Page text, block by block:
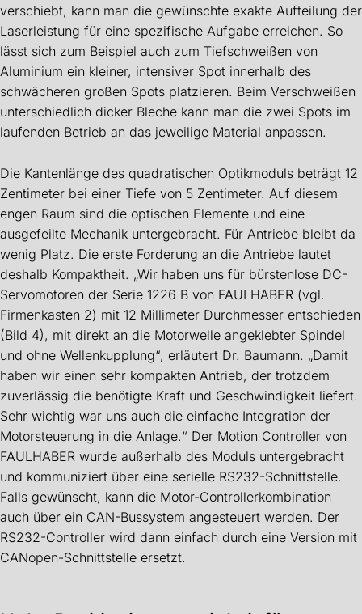
verschiebt, kann man die gewünschte exakte Aufteilung der
Laserleistung für eine spezifische Aufgabe erreichen. So
lässt sich zum Beispiel auch zum Tiefschweißen von
Aluminium ein kleiner, intensiver Spot innerhalb des
schwächeren großen Spots platzieren. Beim Verschweißen
unterschiedlich dicker Bleche kann man die zwei Spots im
laufenden Betrieb an das jeweilige Material anpassen.
Die Kantenlänge des quadratischen Optikmoduls beträgt 12
Zentimeter bei einer Tiefe von 5 Zentimeter. Auf diesem
engen Raum sind die optischen Elemente und eine
ausgefeilte Mechanik untergebracht. Für Antriebe bleibt da
wenig Platz. Die erste Forderung an die Antriebe lautet
deshalb Kompaktheit. „Wir haben uns für bürstenlose DC-
Servomotoren der Serie 1226 B von FAULHABER (vgl.
Firmenkasten 2) mit 12 Millimeter Durchmesser entschieden
(Bild 4), mit direkt an die Motorwelle angeklebter Spindel
und ohne Wellenkupplung“, erläutert Dr. Baumann. „Damit
haben wir einen sehr kompakten Antrieb, der trotzdem
zuverlässig die benötigte Kraft und Geschwindigkeit liefert.
Sehr wichtig war uns auch die einfache Integration der
Motorsteuerung in die Anlage.“ Der Motion Controller von
FAULHABER wurde außerhalb des Moduls untergebracht
und kommuniziert über eine serielle RS232-Schnittstelle.
Falls gewünscht, kann die Motor-Controllerkombination
auch über ein CAN-Bussystem angesteuert werden. Der
RS232-Controller wird dann einfach durch eine Version mit
CANopen-Schnittstelle ersetzt.